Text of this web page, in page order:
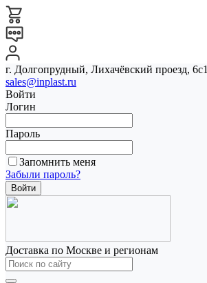
г. Долгопрудный, Лихачёвский проезд, 6с1
sales@inplast.ru
Войти
Логин
Пароль
Запомнить меня
Забыли пароль?
Доставка по Москве и регионам